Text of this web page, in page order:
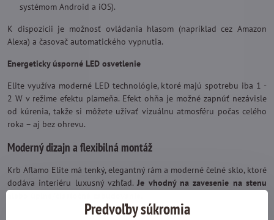
systémom Android a iOS).
K dispozícii je možnosť ovládania hlasom (napríklad cez Amazon
Alexa) a časovač automatického vypnutia.
Energeticky úsporné LED osvetlenie
Elite využíva moderné LED technológie, ktoré majú spotrebu iba 1 -
2 W v režime efektu plameňa. Efekt ohňa je možné zapnúť nezávisle
od kúrenia, takže si môžete užívať vizuálnu atmosféru počas celého
roka – aj bez ohrevu.
Moderný dizajn a flexibilná montáž
Krb Aflamo Elite má tenký, elegantný rám a moderné čelné sklo, ktoré
dodáva interiéru luxusný vzhľad.Je vhodný na zavesenie na stenu
Predvoľby súkromia